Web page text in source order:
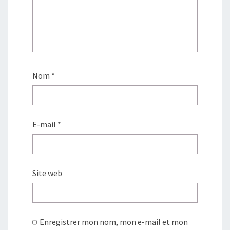
Nom *
E-mail *
Site web
Enregistrer mon nom, mon e-mail et mon